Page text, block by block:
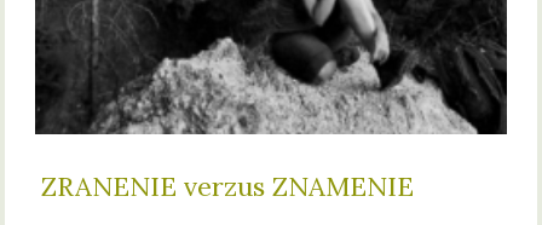
ZRANENIE verzus ZNAMENIE